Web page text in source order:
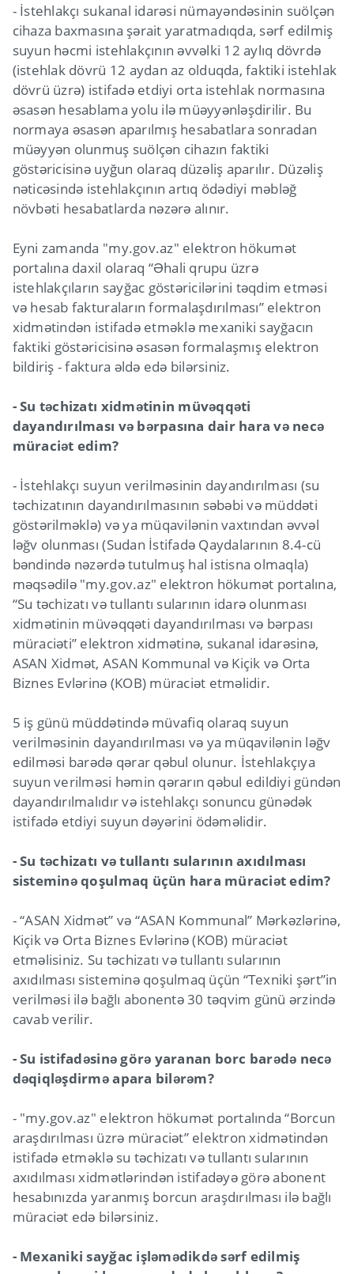
- İstehlakçı sukanal idarəsi nümayəndəsinin suölçən
cihaza baxmasına şərait yaratmadıqda, sərf edilmiş
suyun həcmi istehlakçının əvvəlki 12 aylıq dövrdə
(istehlak dövrü 12 aydan az olduqda, faktiki istehlak
dövrü üzrə) istifadə etdiyi orta istehlak normasına
əsasən hesablama yolu ilə müəyyənləşdirilir. Bu
normaya əsasən aparılmış hesabatlara sonradan
müəyyən olunmuş suölçən cihazın faktiki
göstəricisinə uyğun olaraq düzəliş aparılır. Düzəliş
nəticəsində istehlakçının artıq ödədiyi məbləğ
növbəti hesabatlarda nəzərə alınır.
Eyni zamanda "my.gov.az" elektron hökumət
portalına daxil olaraq “Əhali qrupu üzrə
istehlakçıların sayğac göstəricilərini təqdim etməsi
və hesab fakturaların formalaşdırılması” elektron
xidmətindən istifadə etməklə mexaniki sayğacın
faktiki göstəricisinə əsasən formalaşmış elektron
bildiriş - faktura əldə edə bilərsiniz.
- Su təchizatı xidmətinin müvəqqəti
dayandırılması və bərpasına dair hara və necə
müraciət edim?
- İstehlakçı suyun verilməsinin dayandırılması (su
təchizatının dayandırılmasının səbəbi və müddəti
göstərilməklə) və ya müqavilənin vaxtından əvvəl
ləğv olunması (Sudan İstifadə Qaydalarının 8.4-cü
bəndində nəzərdə tutulmuş hal istisna olmaqla)
məqsədilə "my.gov.az" elektron hökumət portalına,
“Su təchizatı və tullantı sularının idarə olunması
xidmətinin müvəqqəti dayandırılması və bərpası
müraciəti” elektron xidmətinə, sukanal idarəsinə,
ASAN Xidmət, ASAN Kommunal və Kiçik və Orta
Biznes Evlərinə (KOB) müraciət etməlidir.
5 iş günü müddətində müvafiq olaraq suyun
verilməsinin dayandırılması və ya müqavilənin ləğv
edilməsi barədə qərar qəbul olunur. İstehlakçıya
suyun verilməsi həmin qərarın qəbul edildiyi gündən
dayandırılmalıdır və istehlakçı sonuncu günədək
istifadə etdiyi suyun dəyərini ödəməlidir.
- Su təchizatı və tullantı sularının axıdılması
sisteminə qoşulmaq üçün hara müraciət edim?
- “ASAN Xidmət” və “ASAN Kommunal” Mərkəzlərinə,
Kiçik və Orta Biznes Evlərinə (KOB) müraciət
etməlisiniz. Su təchizatı və tullantı sularının
axıdılması sisteminə qoşulmaq üçün “Texniki şərt”in
verilməsi ilə bağlı abonentə 30 təqvim günü ərzində
cavab verilir.
- Su istifadəsinə görə yaranan borc barədə necə
dəqiqləşdirmə apara bilərəm?
- "my.gov.az" elektron hökumət portalında “Borcun
araşdırılması üzrə müraciət” elektron xidmətindən
istifadə etməklə su təchizatı və tullantı sularının
axıdılması xidmətlərindən istifadəyə görə abonent
hesabınızda yaranmış borcun araşdırılması ilə bağlı
müraciət edə bilərsiniz.
- Mexaniki sayğac işləmədikdə sərf edilmiş